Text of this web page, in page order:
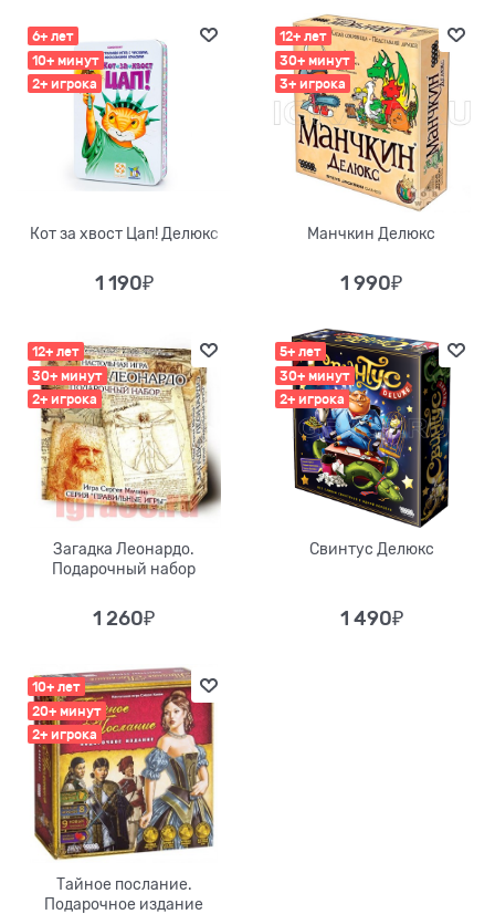
6+ лет
10+ минут
2+ игрока
Кот за хвост Цап! Делюкс
1 190₽
12+ лет
30+ минут
3+ игрока
Манчкин Делюкс
1 990₽
12+ лет
30+ минут
2+ игрока
Загадка Леонардо.
Подарочный набор
1 260₽
5+ лет
30+ минут
2+ игрока
Свинтус Делюкс
1 490₽
10+ лет
20+ минут
2+ игрока
Тайное послание.
Подарочное издание